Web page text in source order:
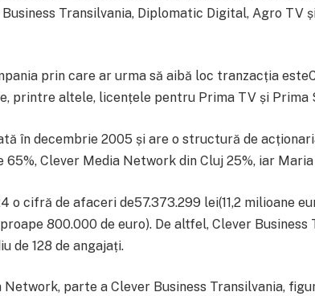
Transilvania, Diplomatic Digital, Agro TV
prin care ar urma să aibă loc tranzacția
printre altele, licențele pentru Prima TV și Prima
în decembrie 2005 și are o structură de
65%, Clever Media Network din Cluj 25%, iar
o cifră de afaceri de57.373.299 lei(11,2 milioane
800.000 de euro). De altfel, Clever Business
de 128 de angajați.
parte a Clever Business Transilvania,